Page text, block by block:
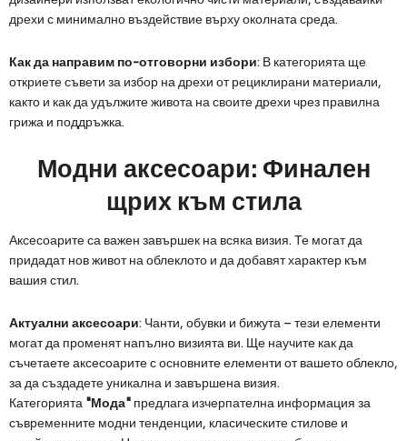
дрехи с минимално въздействие върху околната среда.
Как да направим по-отговорни избори: В категорията ще
откриете съвети за избор на дрехи от рециклирани материали,
както и как да удължите живота на своите дрехи чрез правилна
грижа и поддръжка.
Модни аксесоари: Финален
щрих към стила
Аксесоарите са важен завършек на всяка визия. Те могат да
придадат нов живот на облеклото и да добавят характер към
вашия стил.
Актуални аксесоари: Чанти, обувки и бижута – тези елементи
могат да променят напълно визията ви. Ще научите как да
съчетаете аксесоарите с основните елементи от вашето облекло,
за да създадете уникална и завършена визия.
Категорията "Мода" предлага изчерпателна информация за
съвременните модни тенденции, класическите стилове и